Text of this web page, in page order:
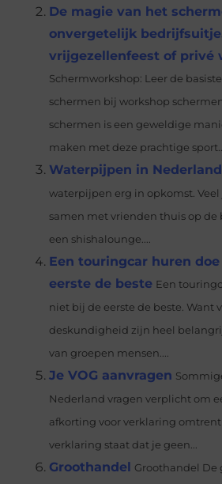
De magie van het
onvergetelijk
vrijgezellenfeest of privé
Schermworkshop: Leer de
schermen bij workshop
schermen is een geweldige
maken met deze prachtige
Waterpijpen in Nederland
waterpijpen erg in opkomst.
samen met vrienden thuis op de
een shishalounge....
Een touringcar huren
eerste de beste Een
niet bij de eerste de beste. Want
deskundigheid zijn heel
van groepen mensen....
Je VOG aanvragen
Nederland vragen verplicht om
afkorting voor verklaring
verklaring staat dat je geen...
Groothandel Groothandel De